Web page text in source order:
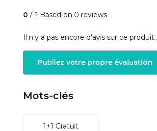
0 / 5 Based on 0 reviews
Il n'y a pas encore d'avis sur ce produit..
Publiez votre propre évaluation
Mots-clés
1+1 Gratuit